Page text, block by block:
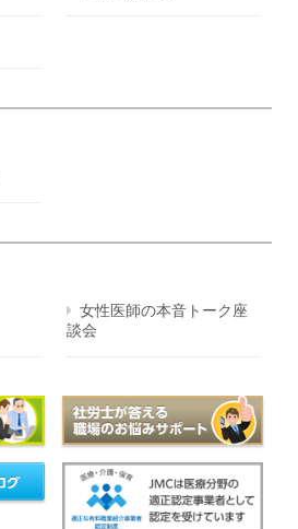
女性医師の本音トーク座
談会